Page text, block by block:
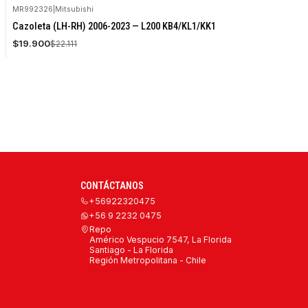
-10%
OFF
MR992326 Mitsubishi
Cazoleta (LH-RH) 2006-2023 — L200 KB4/KL1/KK1
$19.900$22.111
CONTÁCTANOS
+56922320475
+56 9 2232 0475
Repo
Américo Vespucio 7547, La Florida
Santiago - La Florida
Región Metropolitana - Chile